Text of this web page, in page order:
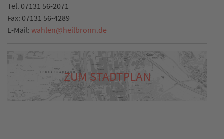
Tel. 07131 56-2071
Fax: 07131 56-4289
E-Mail: wahlen@heilbronn.de
ZUM STADTPLAN